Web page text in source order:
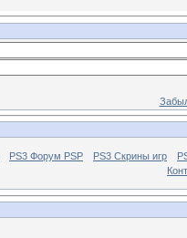
PS3 Форум PSP PS3 Cкрины игр